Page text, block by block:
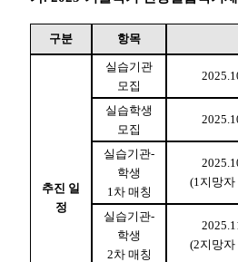
구분 항목
추진 일
정
실습기관
모집
2025.
실습학생
모집
2025.
실습기관-
학생
1차 매칭
2025.
(1지망
실습기관-
학생
2차 매칭
2025.
(2지망